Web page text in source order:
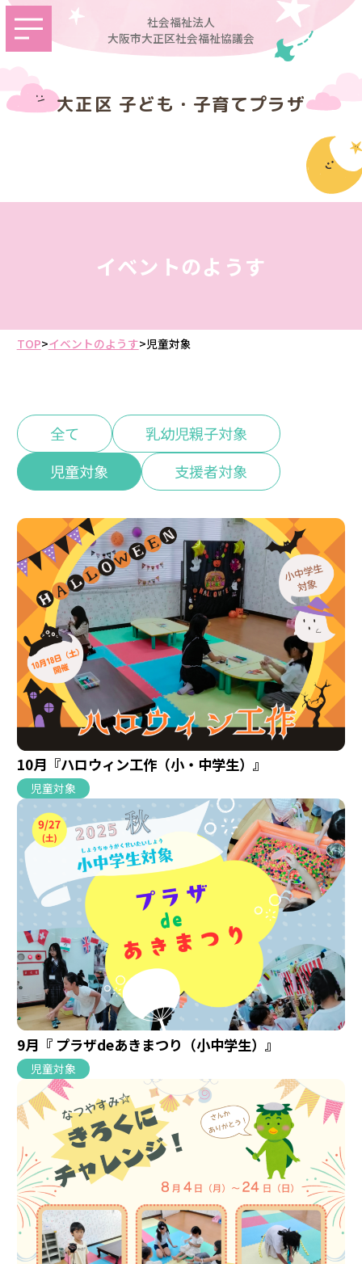
社会福祉法人
大阪市大正区社会福祉協議会
大正区 子ども・子育てプラザ
イベントのようす
TOP>イベントのようす>児童対象
全て
乳幼児親子対象
児童対象
支援者対象
10月『ハロウィン工作（小・中学生）』
児童対象
9月『 プラザdeあきまつり（小中学生）』
児童対象